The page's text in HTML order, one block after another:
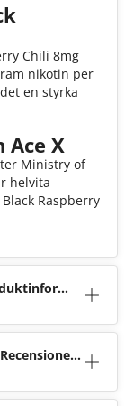
Chili 8mg
nikotin per
en styrka
X
Ministry of
helvita
Raspberry
Recensioner